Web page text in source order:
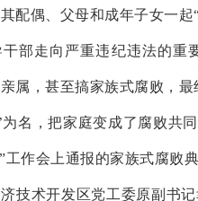
配偶、父母和成年子女一
部走向严重违纪违法的重
属，甚至搞家族式腐败，
为名，把家庭变成了腐败共
工作会上通报的家族式腐败
技术开发区党工委原副书